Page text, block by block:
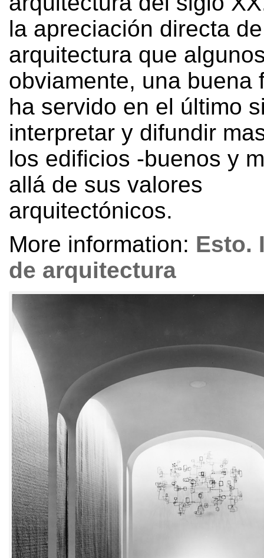
la apreciación directa
arquitectura que
obviamente, una buena
ha servido en el último
interpretar y difundir
los edificios -buenos y
allá de sus valores
arquitectónicos.
More information: Esto.
de arquitectura